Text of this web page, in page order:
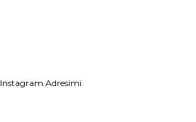
Instagram Adresimi